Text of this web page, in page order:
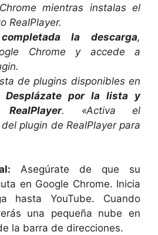
mientras instalas el
RealPlayer.
la descarga,
Chrome y accede a
de plugins disponibles en
Desplázate por la lista y
. «Activa el
plugin de RealPlayer para
Asegúrate de que su
en Google Chrome. Inicia
hasta YouTube. Cuando
una pequeña nube en
la barra de direcciones.